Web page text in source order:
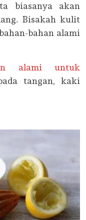
biasanya akan
Bisakah kulit
bahan alami
alami untuk
tangan, kaki